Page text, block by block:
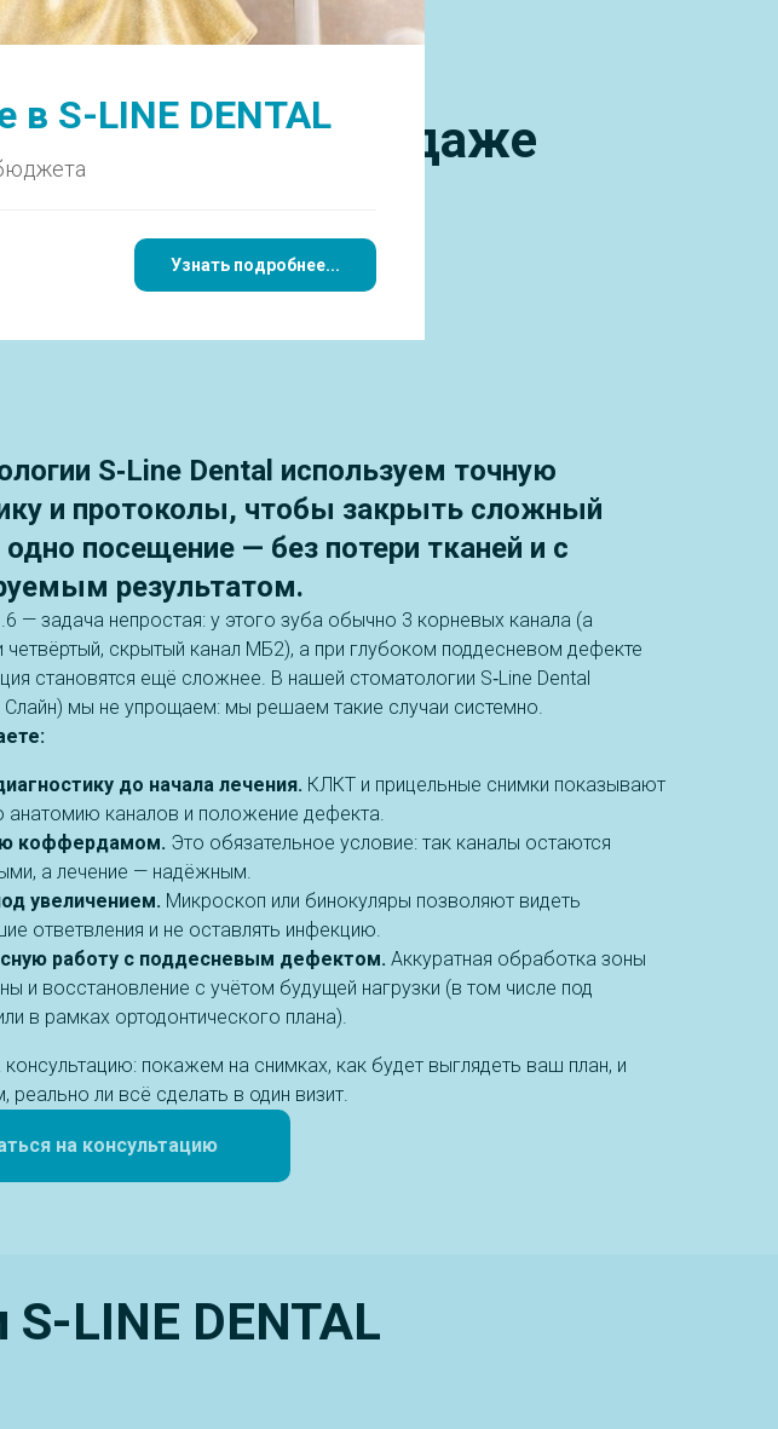
в один визит — даже
дефекте
Рашитовича
S‑Line Dental используем точную
и протоколы, чтобы закрыть сложный
одно посещение — без потери тканей и с
результатом.
— задача непростая: у этого зуба обычно 3 корневых канала (а
четвёртый, скрытый канал МБ2), а при глубоком поддесневом дефекте
становятся ещё сложнее. В нашей стоматологии S‑Line Dental
Слайн) мы не упрощаем: мы решаем такие случаи системно.
до начала лечения. КЛКТ и прицельные снимки показывают
анатомию каналов и положение дефекта.
коффердамом. Это обязательное условие: так каналы остаются
а лечение — надёжным.
увеличением. Микроскоп или бинокуляры позволяют видеть
ответвления и не оставлять инфекцию.
работу с поддесневым дефектом. Аккуратная обработка зоны
и восстановление с учётом будущей нагрузки (в том числе под
в рамках ортодонтического плана).
покажем на снимках, как будет выглядеть ваш план, и
реально ли всё сделать в один визит.
на консультацию
LINE DENTAL
в S-LINE DENTAL
Узнать подробнее...